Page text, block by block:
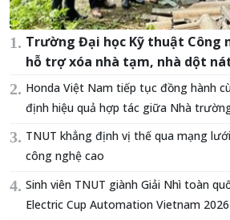
Trường Đại học Kỹ thuật Công
hỗ trợ xóa nhà tạm, nhà dột
Honda Việt Nam tiếp tục đồng hành
định hiệu quả hợp tác giữa Nhà
TNUT khẳng định vị thế qua mạng
công nghệ cao
Sinh viên TNUT giành Giải Nhì toàn
Electric Cup Automation Vietnam 2026